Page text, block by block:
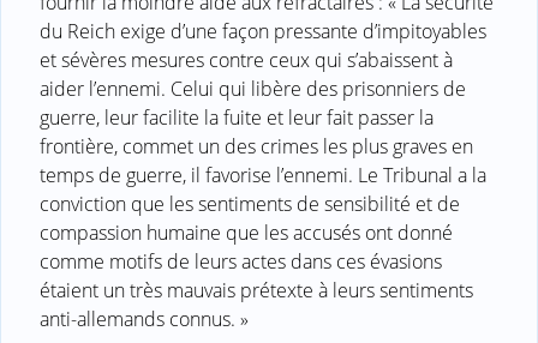
du Reich exige d’une façon pressante d’impitoyables
et sévères mesures contre ceux qui s’abaissent à
aider l’ennemi. Celui qui libère des prisonniers de
guerre, leur facilite la fuite et leur fait passer la
frontière, commet un des crimes les plus graves en
temps de guerre, il favorise l’ennemi. Le Tribunal a la
conviction que les sentiments de sensibilité et de
compassion humaine que les accusés ont donné
comme motifs de leurs actes dans ces évasions
étaient un très mauvais prétexte à leurs sentiments
anti-allemands connus. »